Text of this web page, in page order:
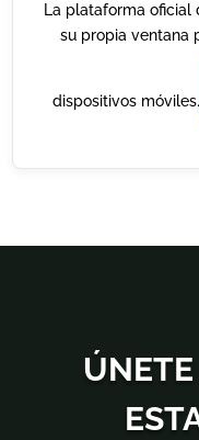
La plataforma oficial
su propia ventana
dispositivos móviles.